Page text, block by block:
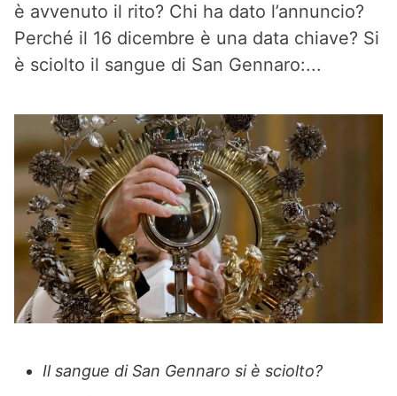
è avvenuto il rito? Chi ha dato l’annuncio?
Perché il 16 dicembre è una data chiave? Si
è sciolto il sangue di San Gennaro:...
Il sangue di San Gennaro si è sciolto?